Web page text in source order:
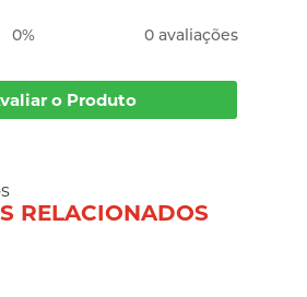
0% 0 avaliações
o Produto
RELACIONADOS